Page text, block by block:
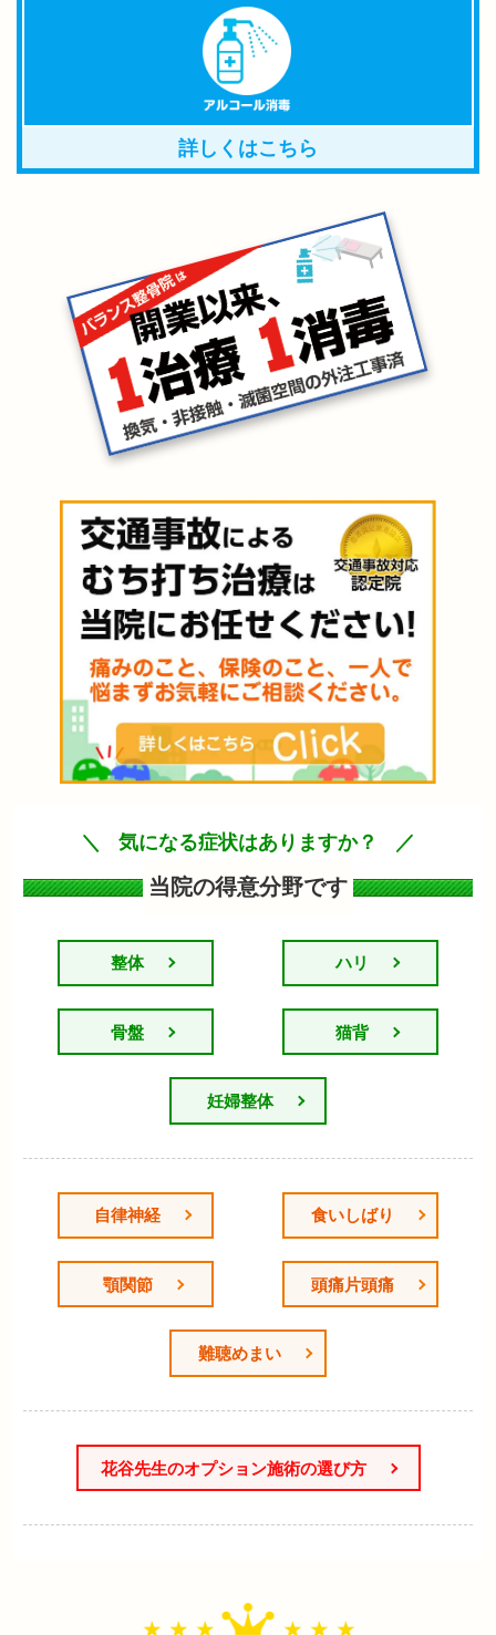
詳しくはこちら
気になる症状はありますか？
当院の得意分野です
整体 ハリ
骨盤 猫背
妊婦整体
自律神経 食いしばり
顎関節 頭痛片頭痛
難聴めまい
花谷先生のオプション施術の選び方